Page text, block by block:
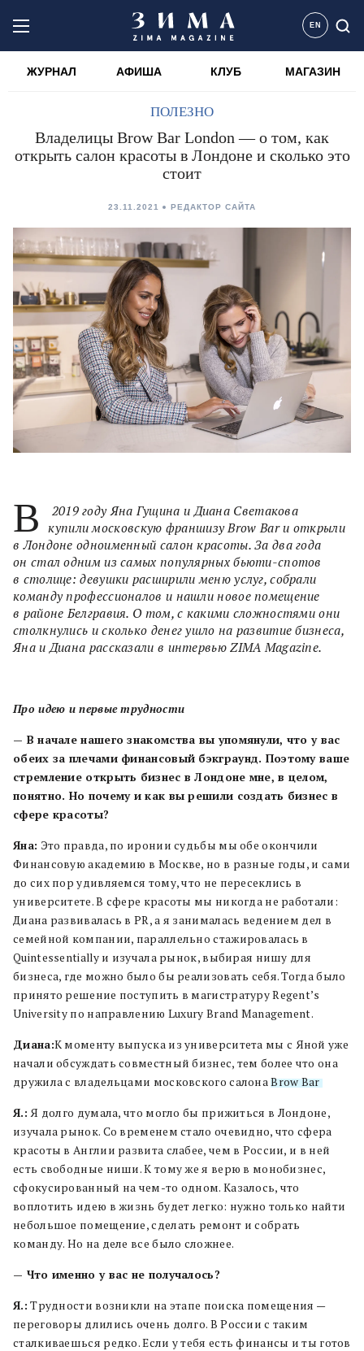
EN
ЖУРНАЛ АФИША КЛУБ МАГАЗИН
ПОЛЕЗНО
Владелицы Brow Bar London — о том, как
открыть салон красоты в Лондоне и сколько это
стоит
23.11.2021 РЕДАКТОР САЙТА
В
2019 году Яна Гущина и Диана Светакова
купили московскую франшизу Brow Bar и открыли
в Лондоне одноименный салон красоты. За два года
он стал одним из самых популярных бьюти-спотов
в столице: девушки расширили меню услуг, собрали
команду профессионалов и нашли новое помещение
в районе Белгравия. О том, с какими сложностями они
столкнулись и сколько денег ушло на развитие бизнеса,
Яна и Диана рассказали в интервью ZIMA Magazine.
Про идею и первые трудности
— В начале нашего знакомства вы упомянули, что у вас
обеих за плечами финансовый бэкграунд. Поэтому ваше
стремление открыть бизнес в Лондоне мне, в целом,
понятно. Но почему и как вы решили создать бизнес в
сфере красоты?
Яна: Это правда, по иронии судьбы мы обе окончили
Финансовую академию в Москве, но в разные годы, и сами
до сих пор удивляемся тому, что не пересеклись в
университете. В сфере красоты мы никогда не работали:
Диана развивалась в PR, а я занималась ведением дел в
семейной компании, параллельно стажировалась в
Quintessentially и изучала рынок, выбирая нишу для
бизнеса, где можно было бы реализовать себя. Тогда было
принято решение поступить в магистратуру Regent’s
University по направлению Luxury Brand Management.
Диана:К моменту выпуска из университета мы с Яной уже
начали обсуждать совместный бизнес, тем более что она
дружила с владельцами московского салона Brow Bar.
Я.: Я долго думала, что могло бы прижиться в Лондоне,
изучала рынок. Со временем стало очевидно, что сфера
красоты в Англии развита слабее, чем в России, и в ней
есть свободные ниши. К тому же я верю в монобизнес,
сфокусированный на чем-то одном. Казалось, что
воплотить идею в жизнь будет легко: нужно только найти
небольшое помещение, сделать ремонт и собрать
команду. Но на деле все было сложнее.
— Что именно у вас не получалось?
Я.: Трудности возникли на этапе поиска помещения —
переговоры длились очень долго. В России с таким
сталкиваешься редко. Если у тебя есть финансы и ты готов